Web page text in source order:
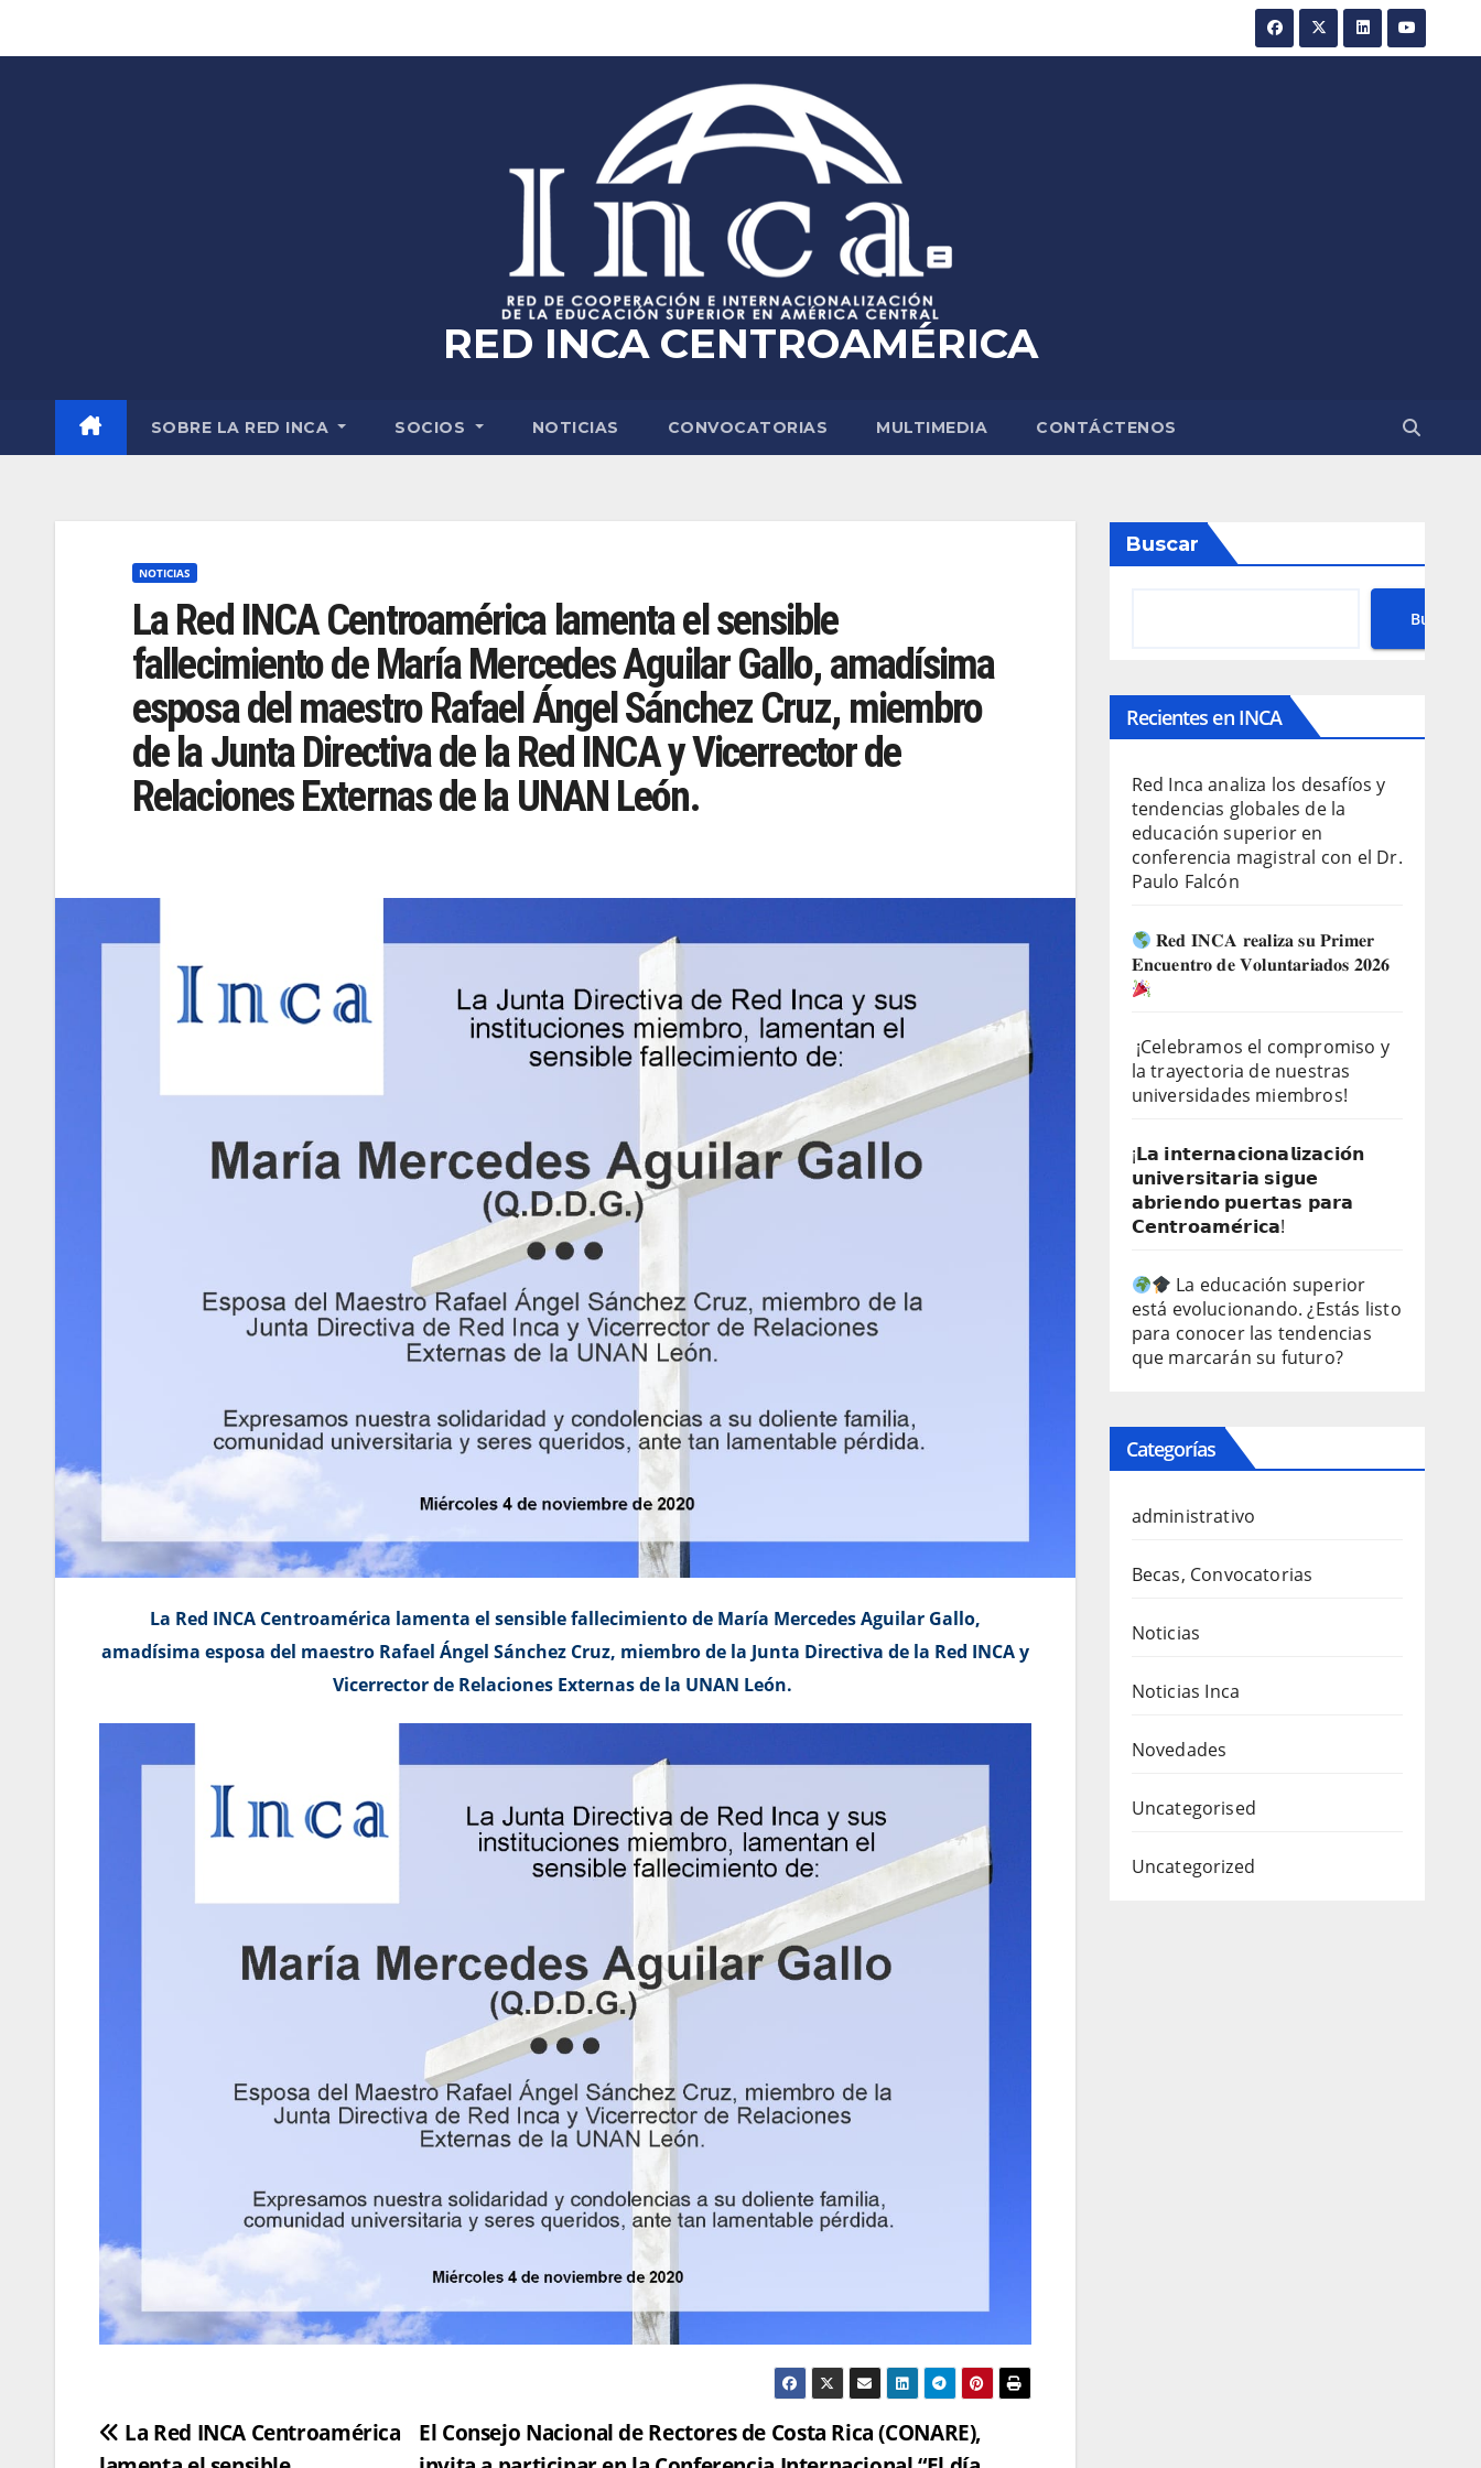
RED INCA CENTROAMÉRICA
SOBRE LA RED INCA SOCIOS NOTICIAS CONVOCATORIAS MULTIMEDIA CONTÁCTENOS
NOTICIAS
La Red INCA Centroamérica lamenta el sensible
fallecimiento de María Mercedes Aguilar Gallo, amadísima
esposa del maestro Rafael Ángel Sánchez Cruz, miembro
de la Junta Directiva de la Red INCA y Vicerrector de
Relaciones Externas de la UNAN León.
La Red INCA Centroamérica lamenta el sensible fallecimiento de María Mercedes Aguilar Gallo,
amadísima esposa del maestro Rafael Ángel Sánchez Cruz, miembro de la Junta Directiva de la Red INCA y
Vicerrector de Relaciones Externas de la UNAN León.
Navegación
El Consejo Nacional de Rectores de Costa Rica (CONARE),
La Red INCA Centroamérica
Buscar
Buscar
Recientes en INCA
Red Inca analiza los desafíos y
tendencias globales de la
educación superior en
conferencia magistral con el Dr.
Paulo Falcón
𝐑𝐞𝐝 𝐈𝐍𝐂𝐀 𝐫𝐞𝐚𝐥𝐢𝐳𝐚 𝐬𝐮 𝐏𝐫𝐢𝐦𝐞𝐫
𝐄𝐧𝐜𝐮𝐞𝐧𝐭𝐫𝐨 𝐝𝐞 𝐕𝐨𝐥𝐮𝐧𝐭𝐚𝐫𝐢𝐚𝐝𝐨𝐬 𝟐𝟎𝟐𝟔
¡Celebramos el compromiso y
la trayectoria de nuestras
universidades miembros!
¡𝗟𝗮 𝗶𝗻𝘁𝗲𝗿𝗻𝗮𝗰𝗶𝗼𝗻𝗮𝗹𝗶𝘇𝗮𝗰𝗶𝗼́𝗻
𝘂𝗻𝗶𝘃𝗲𝗿𝘀𝗶𝘁𝗮𝗿𝗶𝗮 𝘀𝗶𝗴𝘂𝗲
𝗮𝗯𝗿𝗶𝗲𝗻𝗱𝗼 𝗽𝘂𝗲𝗿𝘁𝗮𝘀 𝗽𝗮𝗿𝗮
𝗖𝗲𝗻𝘁𝗿𝗼𝗮𝗺𝗲́𝗿𝗶𝗰𝗮!
La educación superior
está evolucionando. ¿Estás listo
para conocer las tendencias
que marcarán su futuro?
Categorías
administrativo
Becas, Convocatorias
Noticias
Noticias Inca
Novedades
Uncategorised
Uncategorized